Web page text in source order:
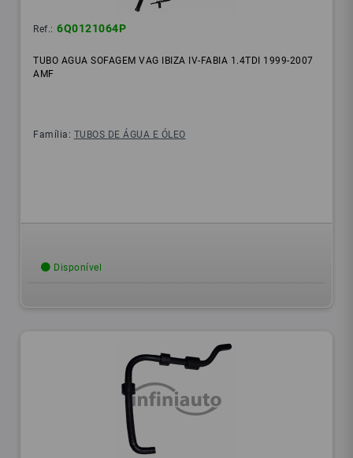
Ref.: 6Q0121064P
TUBO AGUA SOFAGEM VAG IBIZA IV-FABIA 1.4TDI 1999-2007
AMF
Família: TUBOS DE ÁGUA E ÓLEO
Disponível